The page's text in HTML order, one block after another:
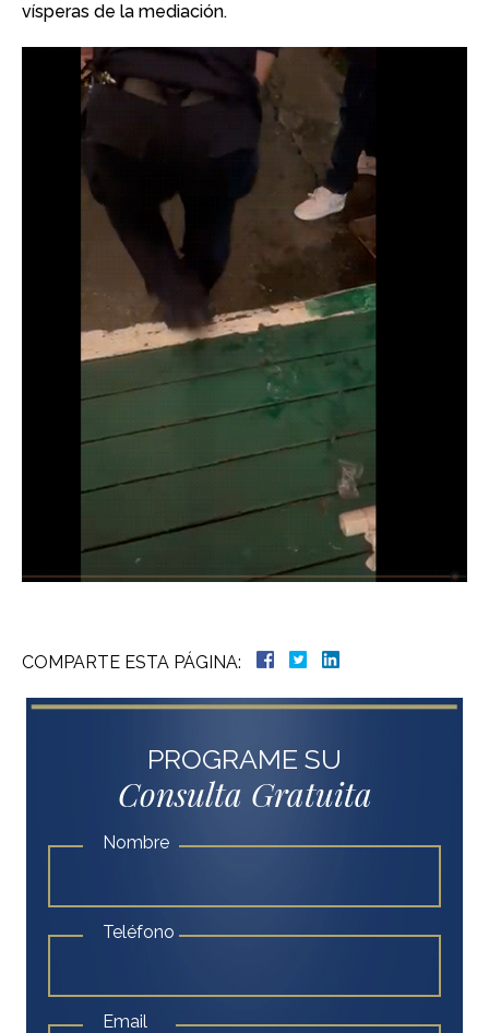
vísperas de la mediación.
COMPARTE ESTA PÁGINA:
PROGRAME SU
Consulta Gratuita
Nombre
Teléfono
Email